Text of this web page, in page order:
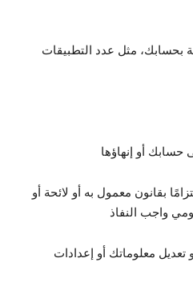
بحسابك، مثل عدد التطبيقات
حسابك أو إنهاؤها
بقانون معمول به أو لائحة أو
واجب النفاذ
معلوماتك أو إعدادات